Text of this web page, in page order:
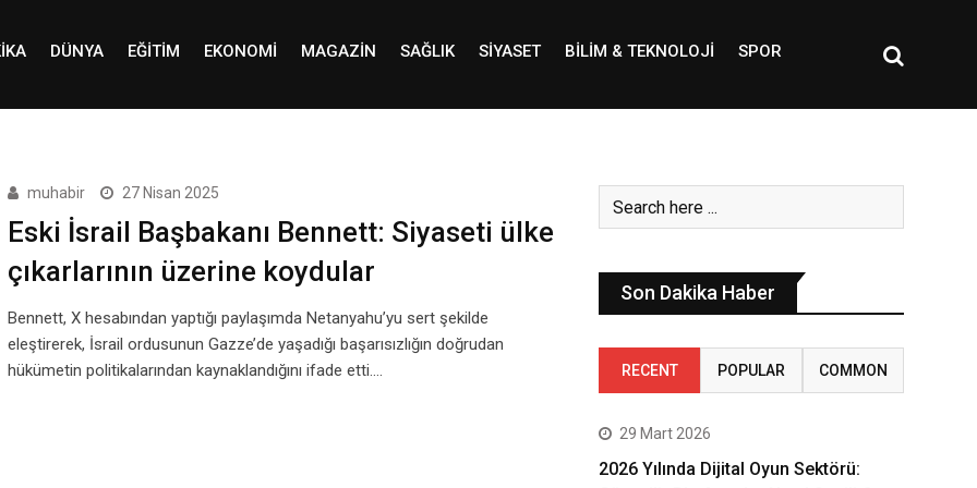
DÜNYA EĞITIM EKONOMI MAGAZIN SAĞLIK SIYASET BILIM & TEKNOLOJI SPOR
muhabir 27 Nisan 2025
Eski İsrail Başbakanı Bennett: Siyaseti ülke
çıkarlarının üzerine koydular
Bennett, X hesabından yaptığı paylaşımda Netanyahu’yu sert şekilde
eleştirerek, İsrail ordusunun Gazze’de yaşadığı başarısızlığın doğrudan
hükümetin politikalarından kaynaklandığını ifade etti.…
Son Dakika Haber
RECENT POPULAR COMMON
29 Mart 2026
2026 Yılında Dijital Oyun Sektörü: